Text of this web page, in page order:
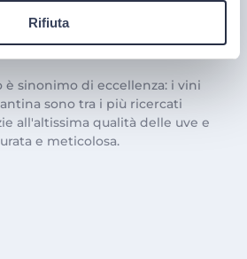
Rifiuta
e amore per il
è sinonimo di eccellenza: i vini
sono tra i più ricercati
all'altissima qualità delle uve e
e meticolosa.